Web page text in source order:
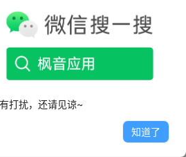
年12月5日
打扰，还请见谅~
知道了